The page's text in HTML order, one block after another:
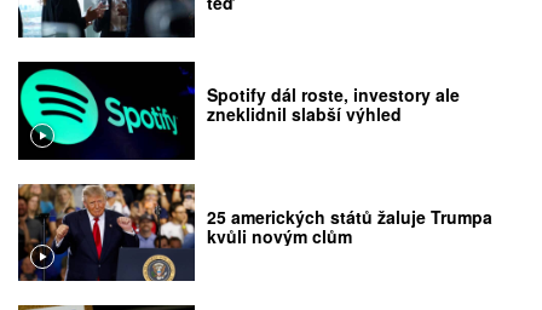
Spotify dál roste, investory ale
zneklidnil slabší výhled
25 amerických států žaluje Trumpa
kvůli novým clům